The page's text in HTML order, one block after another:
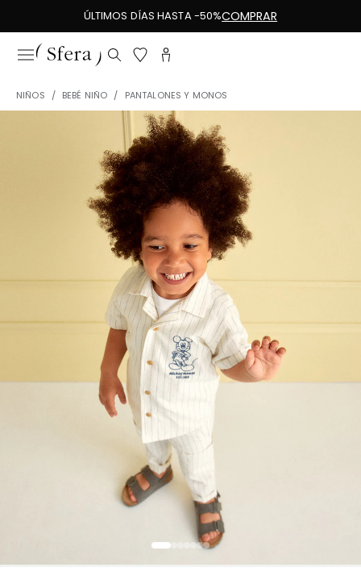
ÚLTIMOS DÍAS HASTA -50%COMPRAR
NIÑOS BEBÉ NIÑO PANTALONES Y MONOS